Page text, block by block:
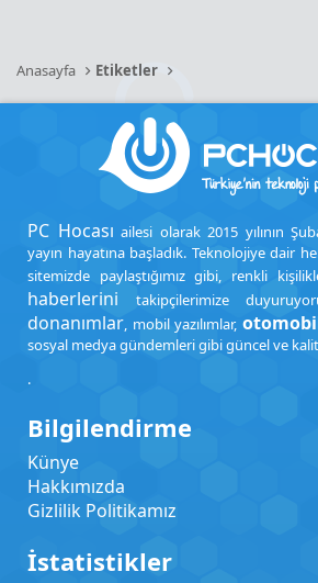
Anasayfa Etiketler
PC Hocası ailesi olarak 2015 yılının
yayın hayatına başladık. Teknolojiye dair
sitemizde paylaştığımız gibi, renkli
haberlerini takipçilerimize
donanımlar, mobil yazılımlar,
sosyal medya gündemleri gibi güncel ve
.
Bilgilendirme
Künye
Hakkımızda
Gizlilik Politikamız
İstatistikler